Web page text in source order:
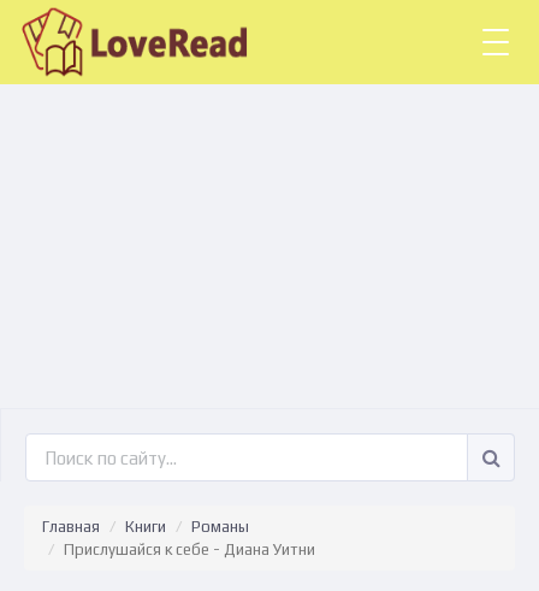
Главная Книги
Романы
Прислушайся к себе - Диана Уитни